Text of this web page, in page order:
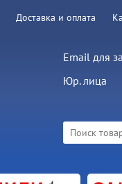
Доставка и оплата
Email для
Юр. лица